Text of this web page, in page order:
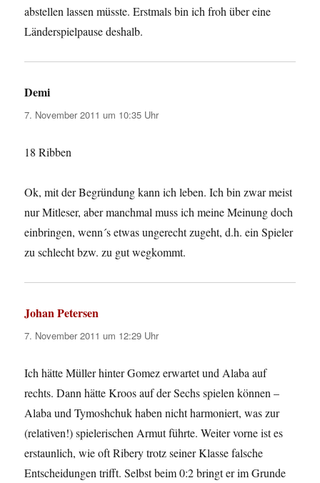
abstellen lassen müsste. Erstmals bin ich froh über eine
Länderspielpause deshalb.
Demi
7. November 2011 um 10:35 Uhr
18 Ribben
Ok, mit der Begründung kann ich leben. Ich bin zwar meist
nur Mitleser, aber manchmal muss ich meine Meinung doch
einbringen, wenn´s etwas ungerecht zugeht, d.h. ein Spieler
zu schlecht bzw. zu gut wegkommt.
Johan Petersen
7. November 2011 um 12:29 Uhr
Ich hätte Müller hinter Gomez erwartet und Alaba auf
rechts. Dann hätte Kroos auf der Sechs spielen können –
Alaba und Tymoshchuk haben nicht harmoniert, was zur
(relativen!) spielerischen Armut führte. Weiter vorne ist es
erstaunlich, wie oft Ribery trotz seiner Klasse falsche
Entscheidungen trifft. Selbst beim 0:2 bringt er im Grunde